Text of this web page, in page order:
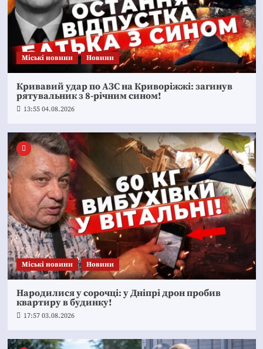
Mіські новини Новини
Кривавий удар по АЗС на Криворіжжі: загинув
рятувальник з 8-річним сином!
13:55 04.08.2026
Mіські новини Новини
Народилися у сорочці: у Дніпрі дрон пробив
квартиру в будинку!
17:57 03.08.2026